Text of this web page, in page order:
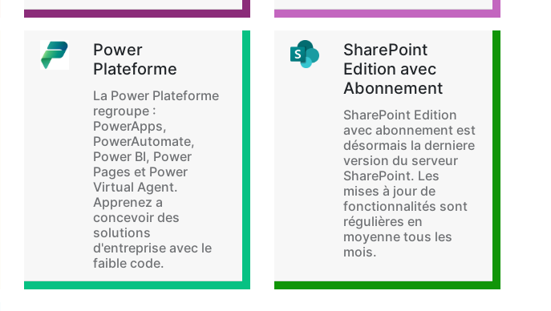
Power
Plateforme
La Power Plateforme
regroupe :
PowerApps,
PowerAutomate,
Power BI, Power
Pages et Power
Virtual Agent.
Apprenez a
concevoir des
solutions
d'entreprise avec le
faible code.
SharePoint
Edition avec
Abonnement
SharePoint Edition
avec abonnement est
désormais la derniere
version du serveur
SharePoint. Les
mises à jour de
fonctionnalités sont
régulières en
moyenne tous les
mois.